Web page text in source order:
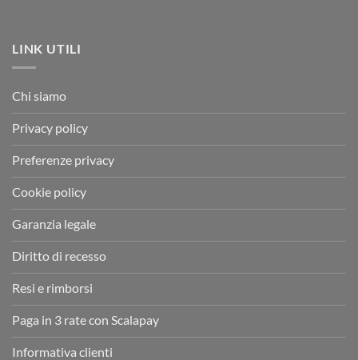
LINK UTILI
Chi siamo
Privacy policy
Preferenze privacy
Cookie policy
Garanzia legale
Diritto di recesso
Resi e rimborsi
Paga in 3 rate con Scalapay
Informativa clienti